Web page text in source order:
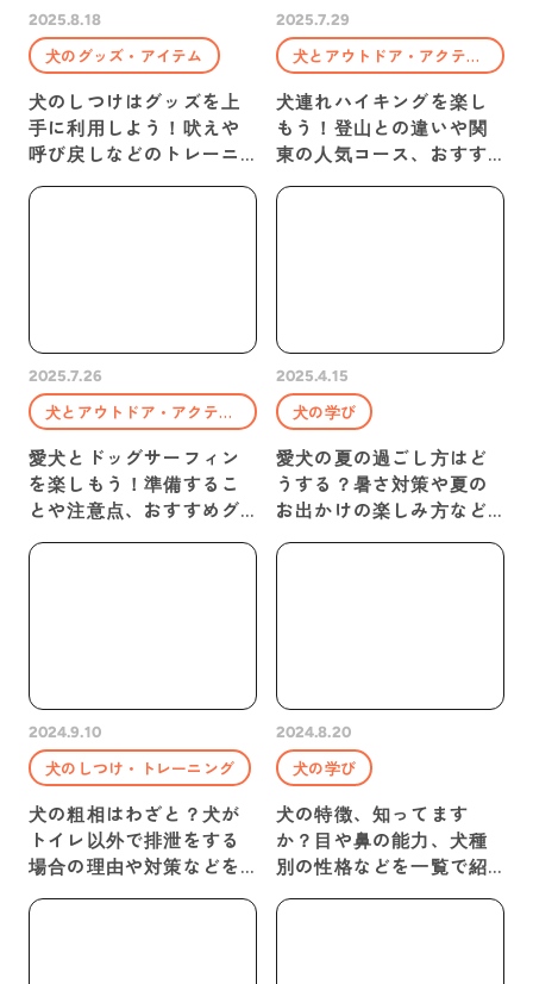
2025.8.18
犬のグッズ・アイテム
犬のしつけはグッズを上
手に利用しよう！吠えや
呼び戻しなどのトレーニ
2025.7.29
犬とアウトドア・アクティビティ
犬連れハイキングを楽し
もう！登山との違いや関
東の人気コース、おすす
2025.7.26
犬とアウトドア・アクティビティ
愛犬とドッグサーフィン
を楽しもう！準備するこ
とや注意点、おすすめグ
2025.4.15
犬の学び
愛犬の夏の過ごし方はど
うする？暑さ対策や夏の
お出かけの楽しみ方など
2024.9.10
犬のしつけ・トレーニング
犬の粗相はわざと？犬が
トイレ以外で排泄をする
場合の理由や対策などを
紹介
2024.8.20
犬の学び
犬の特徴、知ってます
か？目や鼻の能力、犬種
別の性格などを一覧で紹
介